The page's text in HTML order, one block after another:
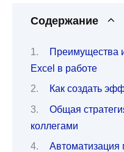
Содержание
Преимущества
Excel в работе
Как создать
Общая
коллегами
Автоматизация